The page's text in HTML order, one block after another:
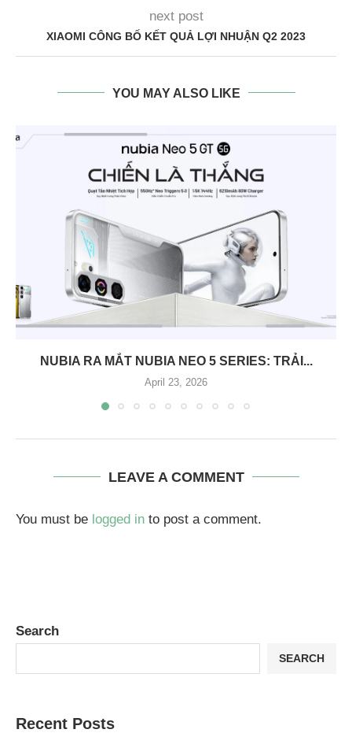
next post
XIAOMI CÔNG BỐ KẾT QUẢ LỢI NHUẬN Q2 2023
YOU MAY ALSO LIKE
NUBIA RA MẮT NUBIA NEO 5 SERIES: TRẢI...
April 23, 2026
LEAVE A COMMENT
You must be logged in to post a comment.
Search
SEARCH
Recent Posts